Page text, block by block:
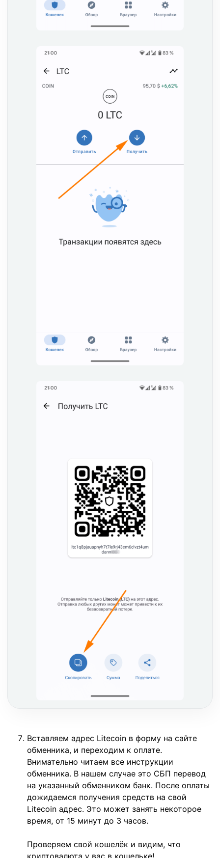
Вставляем адрес Litecoin в форму на сайте
обменника, и переходим к оплате.
Внимательно читаем все инструкции
обменника. В нашем случае это СБП перевод
на указанный обменником банк. После оплаты
дожидаемся получения средств на свой
Litecoin адрес. Это может занять некоторое
время, от 15 минут до 3 часов.
Проверяем свой кошелёк и видим, что
криптовалюта у вас в кошельке!